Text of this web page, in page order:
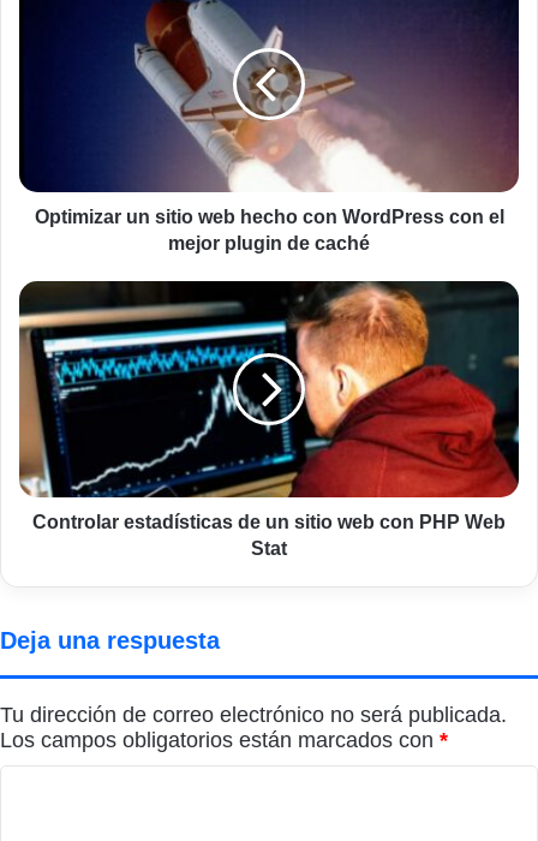
el
mejor
caché
Optimizar un sitio web hecho con WordPress con el
mejor plugin de caché
Controlar
estadísticas
de
un
sitio
web
con
PHP
Web
Stat
Controlar estadísticas de un sitio web con PHP Web
Stat
Deja una respuesta
Tu dirección de correo electrónico no será publicada.
Los campos obligatorios están marcados con *